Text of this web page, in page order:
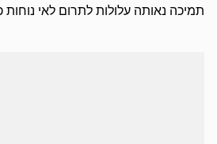
תמיכה נאותה עלולות לתרום לאי נוחות